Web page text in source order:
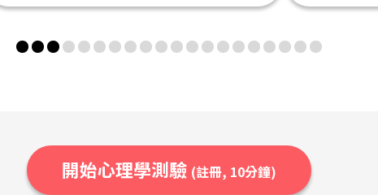
開始心理學測驗 (註冊, 10分鐘)